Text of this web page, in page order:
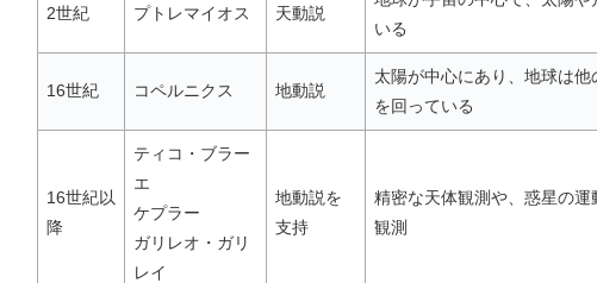
2世紀 プトレマイオス 天動説
いる
16世紀 コペルニクス 地動説
太陽が中心にあり、地球は
を回っている
16世紀以
降
ティコ・ブラー
エ
ケプラー
ガリレオ・ガリ
レイ
地動説を
支持
精密な天体観測や、惑星の
観測